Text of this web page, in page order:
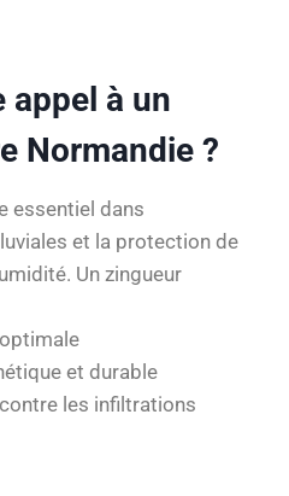
appel à un
Normandie ?
essentiel dans
et la protection de
Un zingueur
et durable
les infiltrations